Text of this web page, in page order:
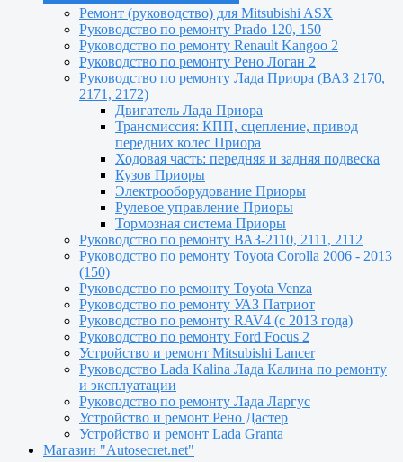
Ремонт (руководство) для Mitsubishi ASX
Руководство по ремонту Prado 120, 150
Руководство по ремонту Renault Kangoo 2
Руководство по ремонту Рено Логан 2
Руководство по ремонту Лада Приора (ВАЗ 2170,
2171, 2172)
Двигатель Лада Приора
Трансмиссия: КПП, сцепление, привод
передних колес Приора
Ходовая часть: передняя и задняя подвеска
Кузов Приоры
Электрооборудование Приоры
Рулевое управление Приоры
Тормозная система Приоры
Руководство по ремонту ВАЗ-2110, 2111, 2112
Руководство по ремонту Toyota Сorolla 2006 - 2013
(150)
Руководство по ремонту Toyota Venza
Руководство по ремонту УАЗ Патриот
Руководство по ремонту RAV4 (с 2013 года)
Руководство по ремонту Ford Focus 2
Устройство и ремонт Mitsubishi Lancer
Руководство Lada Kalina Лада Калина по ремонту
и эксплуатации
Руководство по ремонту Лада Ларгус
Устройство и ремонт Рено Дастер
Устройство и ремонт Lada Granta
Магазин "Autosecret.net"